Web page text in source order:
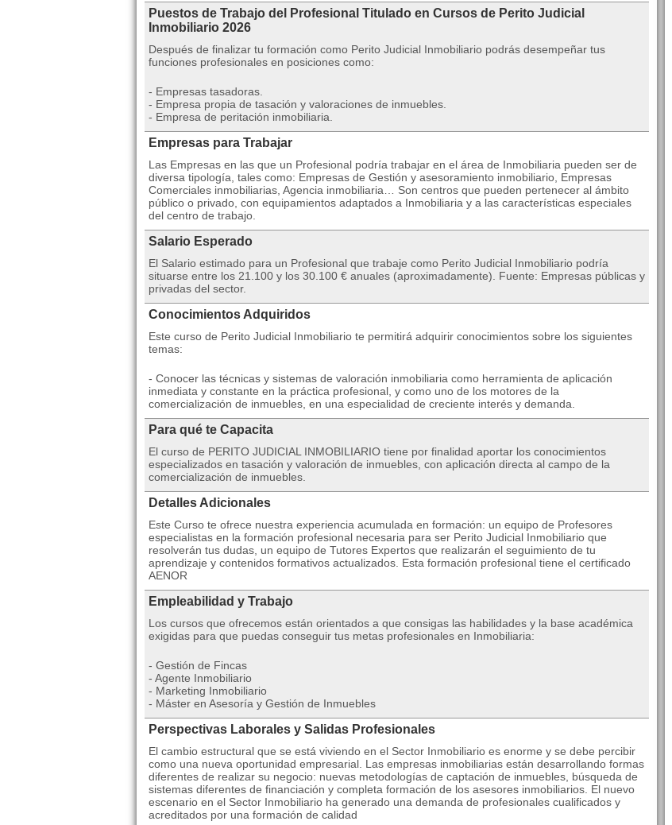
Puestos de Trabajo del Profesional Titulado en Cursos de Perito Judicial
Inmobiliario 2026
Después de finalizar tu formación como Perito Judicial Inmobiliario podrás desempeñar tus
funciones profesionales en posiciones como:
- Empresas tasadoras.
- Empresa propia de tasación y valoraciones de inmuebles.
- Empresa de peritación inmobiliaria.
Empresas para Trabajar
Las Empresas en las que un Profesional podría trabajar en el área de Inmobiliaria pueden ser de
diversa tipología, tales como: Empresas de Gestión y asesoramiento inmobiliario, Empresas
Comerciales inmobiliarias, Agencia inmobiliaria… Son centros que pueden pertenecer al ámbito
público o privado, con equipamientos adaptados a Inmobiliaria y a las características especiales
del centro de trabajo.
Salario Esperado
El Salario estimado para un Profesional que trabaje como Perito Judicial Inmobiliario podría
situarse entre los 21.100 y los 30.100 € anuales (aproximadamente). Fuente: Empresas públicas y
privadas del sector.
Conocimientos Adquiridos
Este curso de Perito Judicial Inmobiliario te permitirá adquirir conocimientos sobre los siguientes
temas:
- Conocer las técnicas y sistemas de valoración inmobiliaria como herramienta de aplicación
inmediata y constante en la práctica profesional, y como uno de los motores de la
comercialización de inmuebles, en una especialidad de creciente interés y demanda.
Para qué te Capacita
El curso de PERITO JUDICIAL INMOBILIARIO tiene por finalidad aportar los conocimientos
especializados en tasación y valoración de inmuebles, con aplicación directa al campo de la
comercialización de inmuebles.
Detalles Adicionales
Este Curso te ofrece nuestra experiencia acumulada en formación: un equipo de Profesores
especialistas en la formación profesional necesaria para ser Perito Judicial Inmobiliario que
resolverán tus dudas, un equipo de Tutores Expertos que realizarán el seguimiento de tu
aprendizaje y contenidos formativos actualizados. Esta formación profesional tiene el certificado
AENOR
Empleabilidad y Trabajo
Los cursos que ofrecemos están orientados a que consigas las habilidades y la base académica
exigidas para que puedas conseguir tus metas profesionales en Inmobiliaria:
- Gestión de Fincas
- Agente Inmobiliario
- Marketing Inmobiliario
- Máster en Asesoría y Gestión de Inmuebles
Perspectivas Laborales y Salidas Profesionales
El cambio estructural que se está viviendo en el Sector Inmobiliario es enorme y se debe percibir
como una nueva oportunidad empresarial. Las empresas inmobiliarias están desarrollando formas
diferentes de realizar su negocio: nuevas metodologías de captación de inmuebles, búsqueda de
sistemas diferentes de financiación y completa formación de los asesores inmobiliarios. El nuevo
escenario en el Sector Inmobiliario ha generado una demanda de profesionales cualificados y
acreditados por una formación de calidad